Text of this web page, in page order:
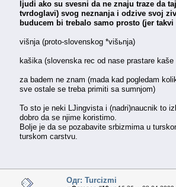
ljudi ako su svesni da ne znaju traze da
tvrdoglavi) svog neznanja i odzive svoj
buducem bi trebalo samo prosto (jer
višnja (proto-slovenskog *višьnja)
kašika (slovenska rec od nase prastare
za badem ne znam (mada kad pogledam
sve ostale se treba primiti sa sumnjom)
To sto je neki LJingvista i (nadri)naucnik to
dobro da se njime koristimo.
Bolje je da se pozabavite srbizmima u
turskom carstvu.
Одг: Turcizmi